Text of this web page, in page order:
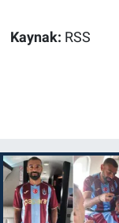
Kaynak: RSS